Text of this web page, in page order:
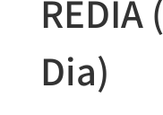
REDIA
Dia)